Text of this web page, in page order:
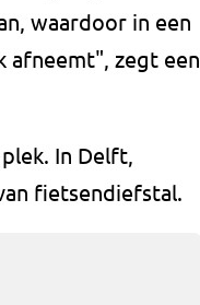
waardoor in een
afneemt", zegt een
In Delft,
fietsendiefstal.